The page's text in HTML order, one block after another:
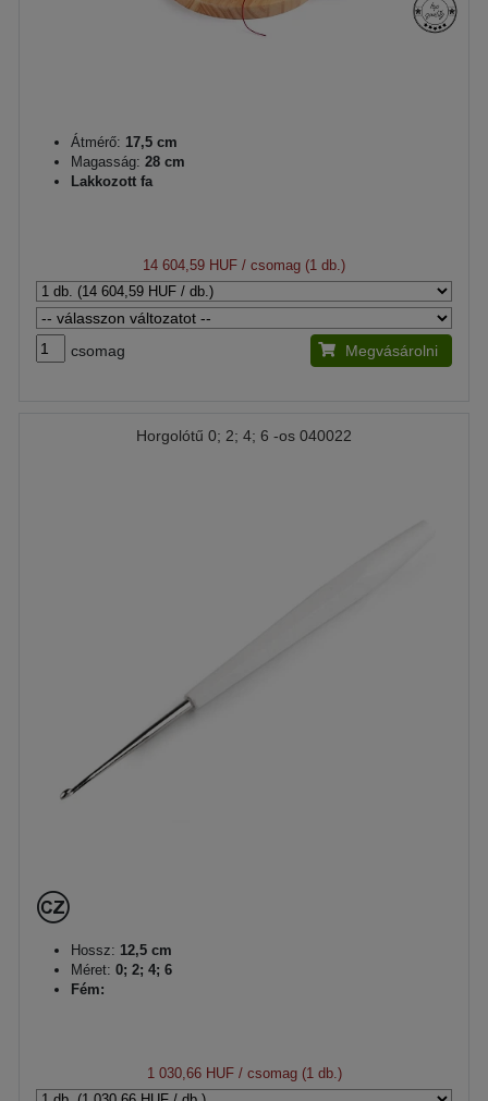
Átmérő: 17,5 cm
Magasság: 28 cm
Lakkozott fa
14 604,59 HUF / csomag (1 db.)
csomag Megvásárolni
Horgolótű 0; 2; 4; 6 -os 040022
Hossz: 12,5 cm
Méret: 0; 2; 4; 6
Fém:
1 030,66 HUF/ csomag (1 db.)